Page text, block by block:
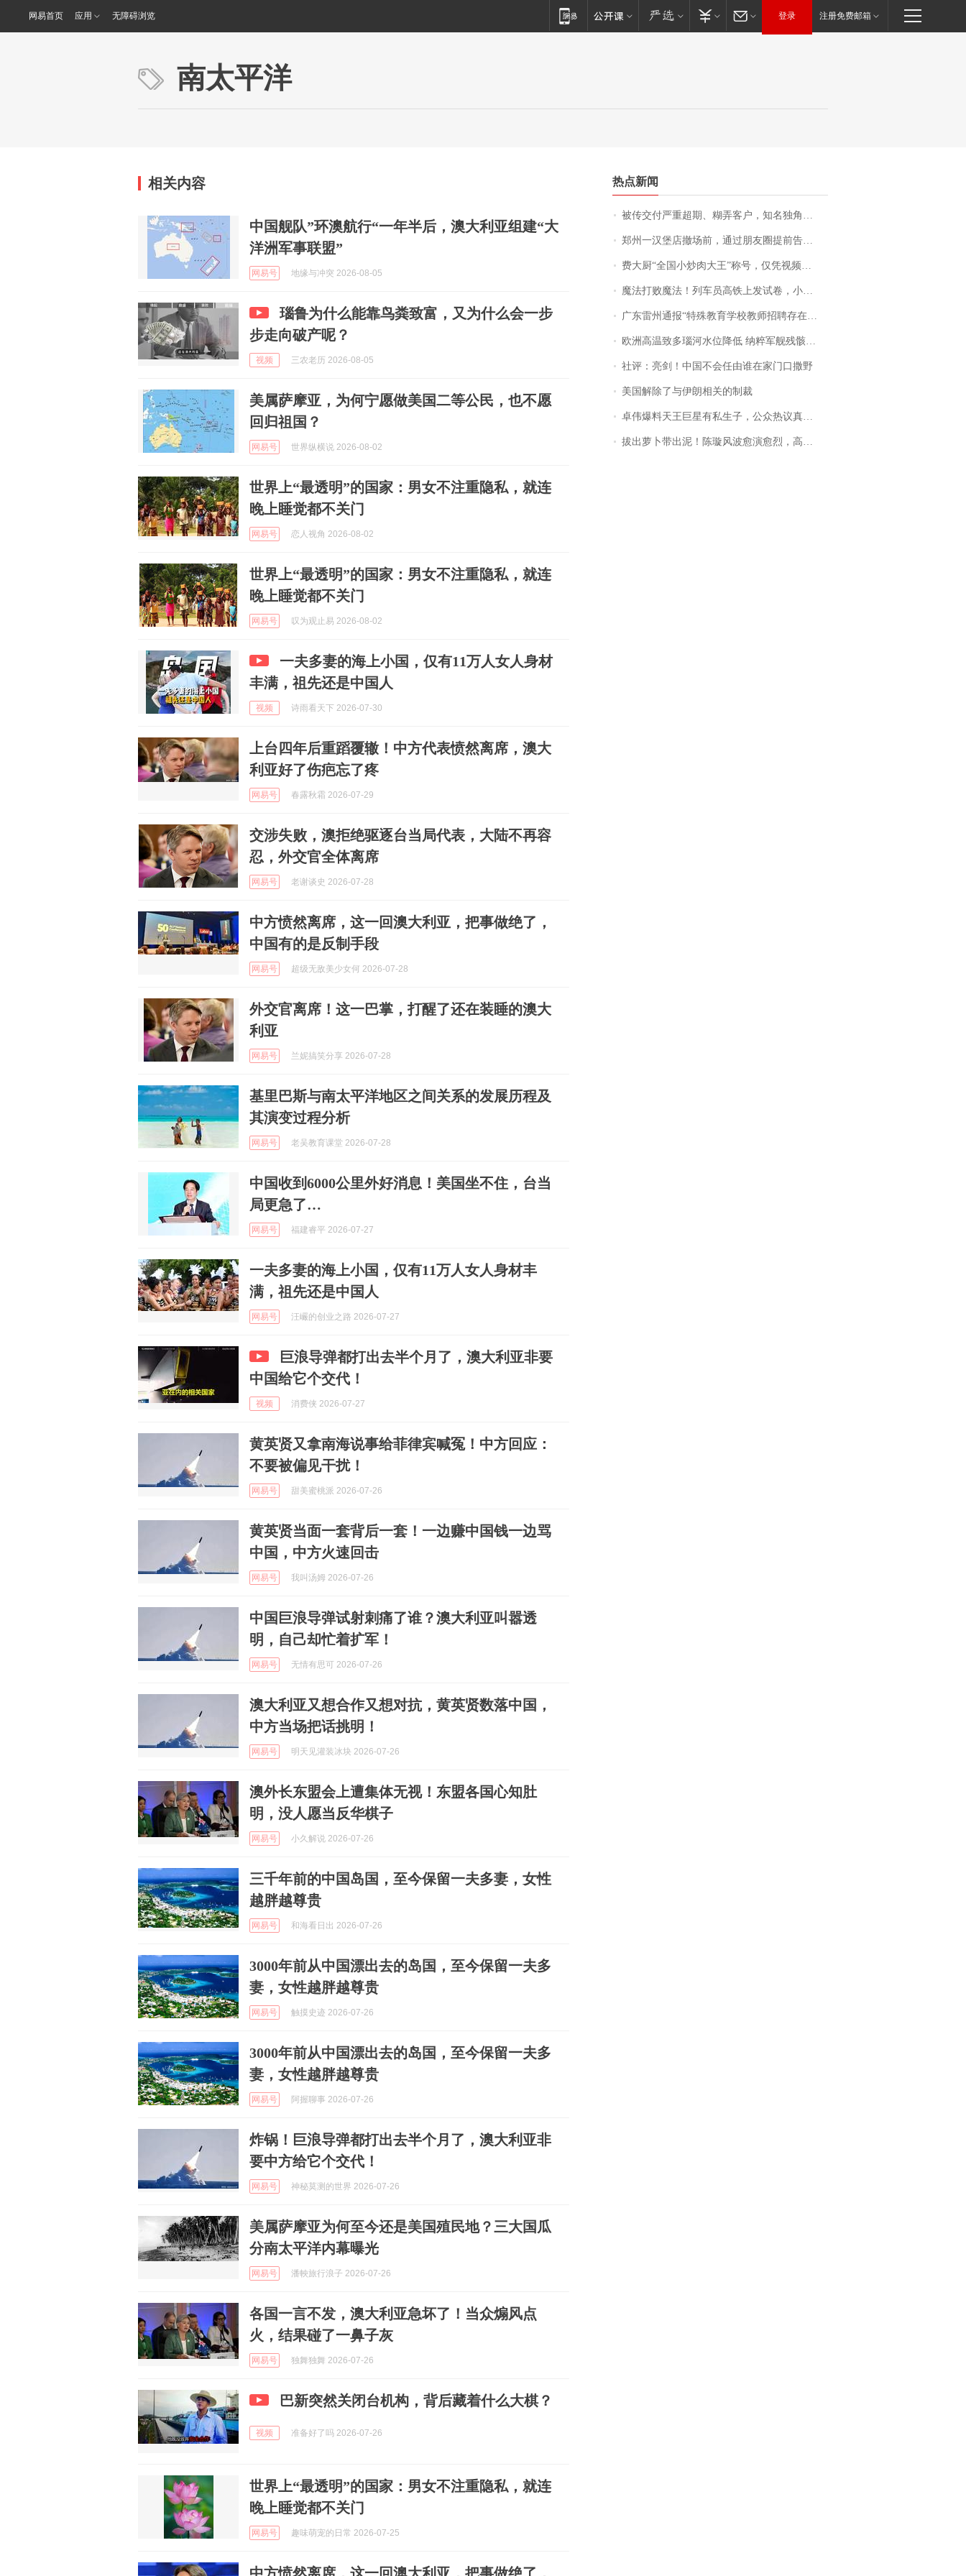
网易首页 应用 无障碍浏览 登录 注册免费邮箱
南太平洋
相关内容
中国舰队”环澳航行“一年半后，澳大利亚组建“大
洋洲军事联盟”
网易号 地缘与冲突 2026-08-05
瑙鲁为什么能靠鸟粪致富，又为什么会一步
步走向破产呢？
视频 三农老历 2026-08-05
美属萨摩亚，为何宁愿做美国二等公民，也不愿
回归祖国？
网易号 世界纵横说 2026-08-02
世界上“最透明”的国家：男女不注重隐私，就连
晚上睡觉都不关门
网易号 恋人视角 2026-08-02
世界上“最透明”的国家：男女不注重隐私，就连
晚上睡觉都不关门
网易号 叹为观止易 2026-08-02
一夫多妻的海上小国，仅有11万人女人身材
丰满，祖先还是中国人
视频 诗雨看天下 2026-07-30
上台四年后重蹈覆辙！中方代表愤然离席，澳大
利亚好了伤疤忘了疼
网易号 春露秋霜 2026-07-29
交涉失败，澳拒绝驱逐台当局代表，大陆不再容
忍，外交官全体离席
网易号 老谢谈史 2026-07-28
中方愤然离席，这一回澳大利亚，把事做绝了，
中国有的是反制手段
网易号 超级无敌美少女何 2026-07-28
外交官离席！这一巴掌，打醒了还在装睡的澳大
利亚
网易号 兰妮搞笑分享 2026-07-28
基里巴斯与南太平洋地区之间关系的发展历程及
其演变过程分析
网易号 老吴教育课堂 2026-07-28
中国收到6000公里外好消息！美国坐不住，台当
局更急了…
网易号 福建睿平 2026-07-27
一夫多妻的海上小国，仅有11万人女人身材丰
满，祖先还是中国人
网易号 汪巗的创业之路 2026-07-27
巨浪导弹都打出去半个月了，澳大利亚非要
中国给它个交代！
视频 消费侠 2026-07-27
黄英贤又拿南海说事给菲律宾喊冤！中方回应：
不要被偏见干扰！
网易号 甜美蜜桃派 2026-07-26
黄英贤当面一套背后一套！一边赚中国钱一边骂
中国，中方火速回击
网易号 我叫汤姆 2026-07-26
中国巨浪导弹试射刺痛了谁？澳大利亚叫嚣透
明，自己却忙着扩军！
网易号 无情有思可 2026-07-26
澳大利亚又想合作又想对抗，黄英贤数落中国，
中方当场把话挑明！
网易号 明天见灌装冰块 2026-07-26
澳外长东盟会上遭集体无视！东盟各国心知肚
明，没人愿当反华棋子
网易号 小久解说 2026-07-26
三千年前的中国岛国，至今保留一夫多妻，女性
越胖越尊贵
网易号 和海看日出 2026-07-26
3000年前从中国漂出去的岛国，至今保留一夫多
妻，女性越胖越尊贵
网易号 触摸史迹 2026-07-26
3000年前从中国漂出去的岛国，至今保留一夫多
妻，女性越胖越尊贵
网易号 阿握聊事 2026-07-26
炸锅！巨浪导弹都打出去半个月了，澳大利亚非
要中方给它个交代！
网易号 神秘莫测的世界 2026-07-26
美属萨摩亚为何至今还是美国殖民地？三大国瓜
分南太平洋内幕曝光
网易号 潘軮旅行浪子 2026-07-26
各国一言不发，澳大利亚急坏了！当众煽风点
火，结果碰了一鼻子灰
网易号 独舞独舞 2026-07-26
巴新突然关闭台机构，背后藏着什么大棋？
视频 准备好了吗 2026-07-26
世界上“最透明”的国家：男女不注重隐私，就连
晚上睡觉都不关门
网易号 趣味萌宠的日常 2026-07-25
热点新闻
被传交付严重超期、糊弄客户，知名独角兽车企创始人回应：都没证据，将依法采取措施，“本人长期与美国交管局保持沟通，对方表示肯定”
郑州一汉堡店撤场前，通过朋友圈提前告知逐一退费，有顾客仅剩1元也全被退回，分文不少；顾客：言而有信，让人感动
费大厨“全国小炒肉大王”称号，仅凭视频评出？中国烹饪协会回应
魔法打败魔法！列车员高铁上发试卷，小朋友一秒静音，12306回应：列车员个人行为，不是铁路规定
广东雷州通报“特殊教育学校教师招聘存在违规行为”：已启动问责程序 副校长被停职
欧洲高温致多瑙河水位降低 纳粹军舰残骸重见天日
社评：亮剑！中国不会任由谁在家门口撒野
美国解除了与伊朗相关的制裁
卓伟爆料天王巨星有私生子，公众热议真假难辨，实锤何时到来？
拔出萝卜带出泥！陈璇风波愈演愈烈，高晓松、张铁林也被“揪出”